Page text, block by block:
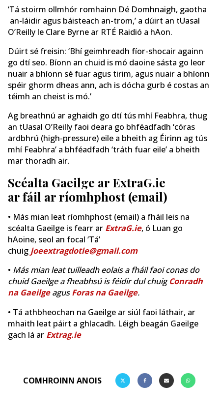
‘Tá stoirm ollmhór romhainn Dé Domhnaigh, gaotha
an-láidir agus báisteach an-trom,’ a dúirt an tUasal
O’Reilly le Clare Byrne ar RTÉ Raidió a hAon.
Dúirt sé freisin: ‘Bhí geimhreadh fíor-shocair againn
go dtí seo. Bíonn an chuid is mó daoine sásta go leor
nuair a bhíonn sé fuar agus tirim, agus nuair a bhíonn
spéir ghorm dheas ann, ach is dócha gurb é costas an
téimh an cheist is mó.’
Ag breathnú ar aghaidh go dtí tús mhí Feabhra, thug
an tUasal O’Reilly faoi deara go bhféadfadh ‘córas
ardbhrú (high-pressure) eile a bheith ag Éirinn ag tús
mhí Feabhra’ a bhféadfadh ‘tráth fuar eile’ a bheith
mar thoradh air.
Scéalta Gaeilge ar ExtraG.ie
ar fáil ar ríomhphost (email)
• Más mian leat ríomhphost (email) a fháil leis na
scéalta Gaeilge is fearr ar ExtraG.ie, ó Luan go
hAoine, seol an focal ‘Tá’
chuig joeextragdotie@gmail.com
• Más mian leat tuilleadh eolais a fháil faoi conas do
chuid Gaeilge a fheabhsú is féidir dul chuigConradh
na GaeilgeagusForas na Gaeilge.
• Tá athbheochan na Gaeilge ar siúl faoi láthair, ar
mhaith leat páirt a ghlacadh. Léigh beagán Gaeilge
gach lá ar Extrag.ie
COMHROINN ANOIS